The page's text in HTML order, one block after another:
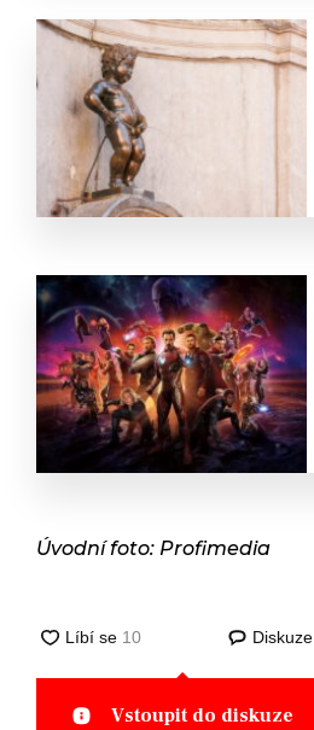
Úvodní foto: Profimedia
Diskuze
Vstoupit do diskuze